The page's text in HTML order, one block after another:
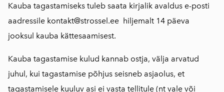
Kauba tagastamiseks tuleb saata kirjalik avaldus e-posti
aadressile kontakt@strossel.ee hiljemalt 14 päeva
jooksul kauba kättesaamisest.
Kauba tagastamise kulud kannab ostja, välja arvatud
juhul, kui tagastamise põhjus seisneb asjaolus, et
tagastamisele kuuluv asi ei vasta tellitule (nt vale või